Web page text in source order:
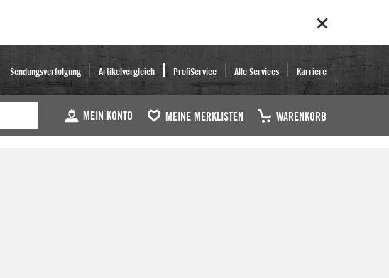
Sendungsverfolgung Artikelvergleich ProfiService Alle Services Karriere
MEIN KONTO MEINE MERKLISTEN WARENKORB